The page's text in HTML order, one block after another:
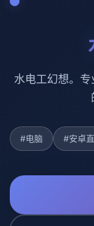
水电工幻想。
#电脑 #安卓